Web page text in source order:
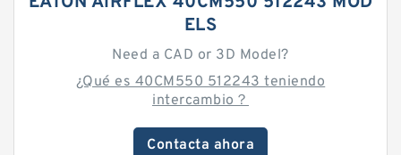
ELS
Need a CAD or 3D Model?
¿Qué es 40CM550 512243 teniendo
intercambio？
Contacta ahora